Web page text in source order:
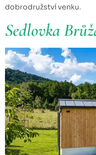
dobrodružství venku.
Sedlovka